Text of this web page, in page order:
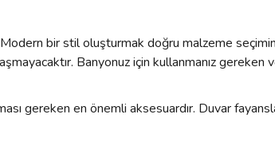
bir stil oluşturmak doğru malzeme
Banyonuz için kullanmanız
gereken en önemli aksesuardır. Duvar